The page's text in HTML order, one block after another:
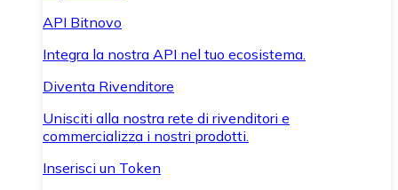
API Bitnovo
Integra la nostra API nel tuo ecosistema.
Diventa Rivenditore
Unisciti alla nostra rete di rivenditori e
commercializza i nostri prodotti.
Inserisci un Token